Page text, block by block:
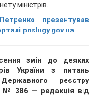
міністрів.
презентував
poslugy.gov.ua
змін до деяких
України з питань
реєстру
№ 386 — редакція від